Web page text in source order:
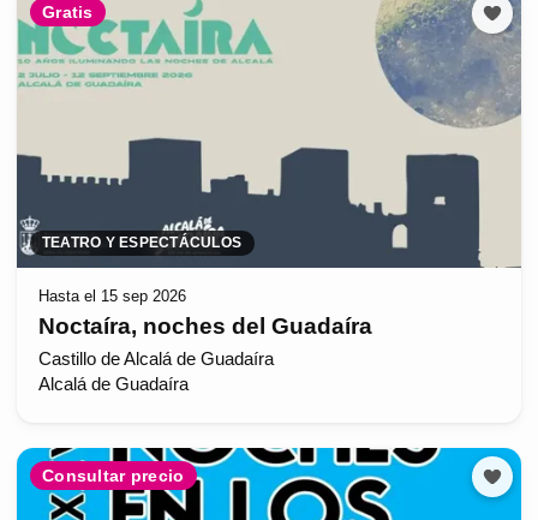
Gratis
TEATRO Y ESPECTÁCULOS
Hasta el 15 sep 2026
Noctaíra, noches del Guadaíra
Castillo de Alcalá de Guadaíra
Alcalá de Guadaíra
Consultar precio